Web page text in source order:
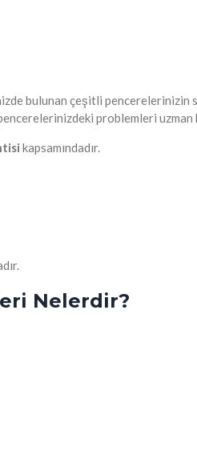
bulunan çeşitli pencerelerinizin
problemleri
kapsamındadır.
Nelerdir?